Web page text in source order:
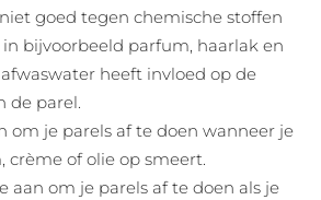
goed tegen chemische stoffen
bijvoorbeeld parfum, haarlak en
heeft invloed op de
de parel.
om je parels af te doen wanneer je
crème of olie op smeert.
aan om je parels af te doen als je